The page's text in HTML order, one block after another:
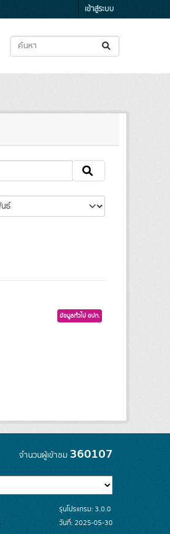
เข้าสู่ระบบ
ข้อมูลทั่วไป อปท.
จำนวนผู้เข้าชม 360107
รุ่นโปรแกรม: 3.0.0
วันที่: 2025-05-30